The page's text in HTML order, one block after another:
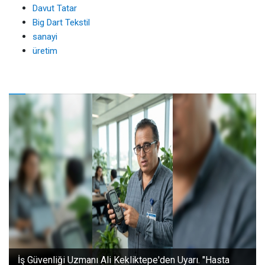
Davut Tatar
Big Dart Tekstil
sanayi
üretim